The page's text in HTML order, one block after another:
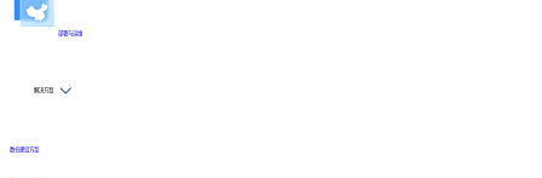
部署与运维
解决方案
数仓建设方案